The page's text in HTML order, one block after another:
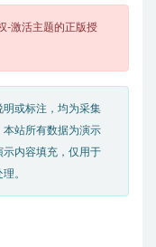
-激活主题的正版授
或标注，均为采集
本站所有数据为演示
内容填充，仅用于
。